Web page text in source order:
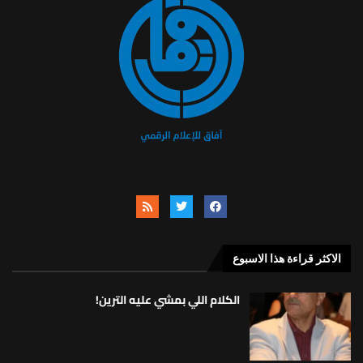
الاكثر قراءة هذا الاسبوع
الكلام اللي بمشي عليه الترين!